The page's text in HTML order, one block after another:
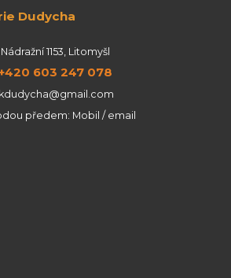
Nádražní 1153, Litomyšl
603 247 078
předem: Mobil / email